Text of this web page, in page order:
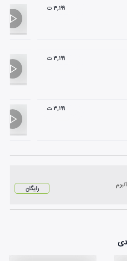
۳,۱۹۹ ت
۳,۱۹۹ ت
۳,۱۹۹ ت
رایگان